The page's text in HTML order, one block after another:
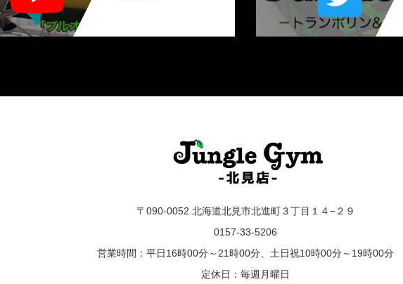
〒090-0052 北海道北見市北進町３丁目１４−２９
0157-33-5206
営業時間：平日16時00分～21時00分、土日祝10時00分～19時00分
定休日：毎週月曜日